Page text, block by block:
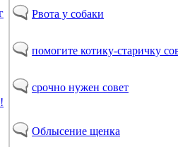
Рвота у собаки
помогите котику-старичку
срочно нужен совет
Облысение щенка